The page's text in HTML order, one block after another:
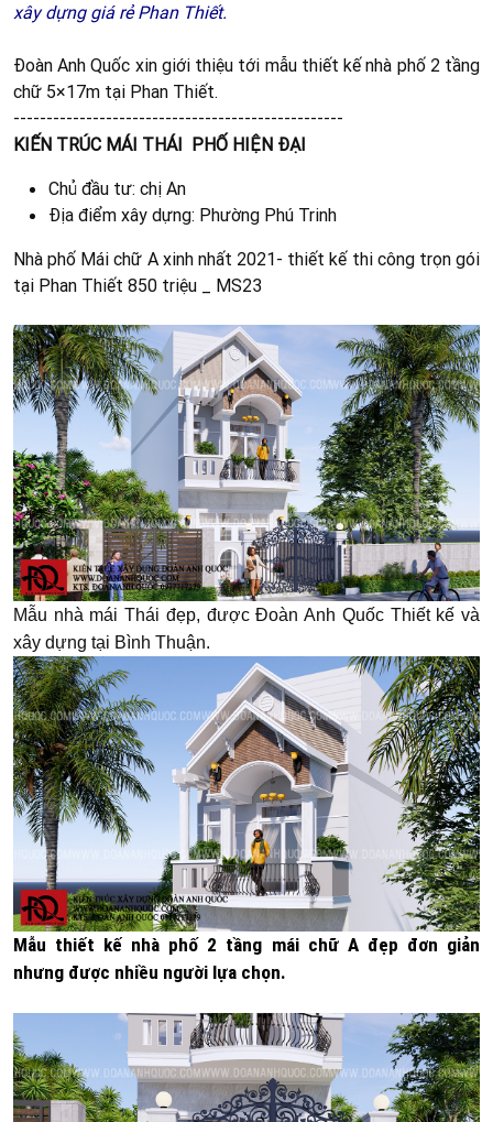
xây dựng giá rẻ Phan Thiết.
Đoàn Anh Quốc xin giới thiệu tới mẫu thiết kế nhà phố 2 tầng
chữ 5×17m tại Phan Thiết.
--------------------------------------------------
KIẾN TRÚC MÁI THÁI PHỐ HIỆN ĐẠI
Chủ đầu tư: chị An
Địa điểm xây dựng: Phường Phú Trinh
Nhà phố Mái chữ A xinh nhất 2021- thiết kế thi công trọn gói
tại Phan Thiết 850 triệu _ MS23
Mẫu nhà mái Thái đẹp, được Đoàn Anh Quốc Thiết kế và
xây dựng tại Bình Thuận.
Mẫu thiết kế nhà phố 2 tầng mái chữ A đẹp đơn giản
nhưng được nhiều người lựa chọn.